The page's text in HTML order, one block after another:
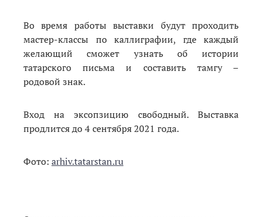
Во время работы выставки будут проходить
мастер-классы по каллиграфии, где каждый
желающий сможет узнать об истории
татарского письма и составить тамгу –
родовой знак.
Вход на эксопзицию свободный. Выставка
продлится до 4 сентября 2021 года.
Фото: arhiv.tatarstan.ru